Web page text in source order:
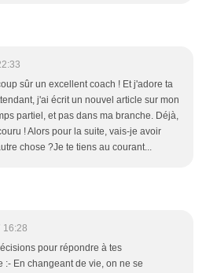
sûr un excellent coach ! Et j'adore ta
j'ai écrit un nouvel article sur mon
partiel, et pas dans ma branche. Déjà,
! Alors pour la suite, vais-je avoir
chose ?Je te tiens au courant...
16:28
pour répondre à tes
:- En changeant de vie, on ne se